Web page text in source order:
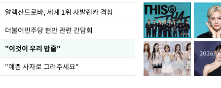
알렉산드로바, 세계 1위 사발렌카 격침
더불어민주당 현안 관련 간담회
"이것이 우리 밥줄"
"예쁜 사자로 그려주세요"